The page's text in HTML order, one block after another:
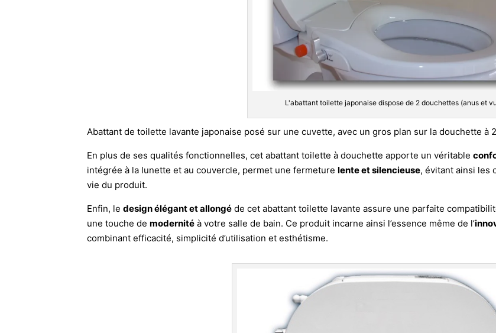
L'abattant toilette japonaise dispose de 2 douchettes (anus et
Abattant de toilette lavante japonaise posé sur une cuvette, avec un gros plan sur la douchette à
En plus de ses qualités fonctionnelles, cet abattant toilette à douchette apporte un véritable
intégrée à la lunette et au couvercle, permet une fermeture lente et silencieuse, évitant ainsi les
vie du produit.
Enfin, le design élégant et allongé de cet abattant toilette lavante assure une parfaite
une touche de modernité à votre salle de bain. Ce produit incarne ainsi l’essence même de l’
combinant efficacité, simplicité d’utilisation et esthétisme.